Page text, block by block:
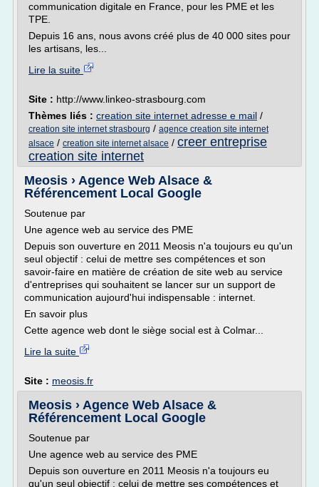
communication digitale en France, pour les PME et les
TPE.
Depuis 16 ans, nous avons créé plus de 40 000 sites pour
les artisans, les...
Lire la suite
Site : http://www.linkeo-strasbourg.com
Thèmes liés : creation site internet adresse e mail /
creation site internet strasbourg / agence creation site internet
alsace / creation site internet alsace / creer entreprise
creation site internet
Meosis › Agence Web Alsace &
Référencement Local Google
Soutenue par
Une agence web au service des PME
Depuis son ouverture en 2011 Meosis n'a toujours eu qu'un
seul objectif : celui de mettre ses compétences et son
savoir-faire en matière de création de site web au service
d'entreprises qui souhaitent se lancer sur un support de
communication aujourd'hui indispensable : internet.
En savoir plus
Cette agence web dont le siège social est à Colmar...
Lire la suite
Site : meosis.fr
Meosis › Agence Web Alsace &
Référencement Local Google
Soutenue par
Une agence web au service des PME
Depuis son ouverture en 2011 Meosis n'a toujours eu
qu'un seul objectif : celui de mettre ses compétences et